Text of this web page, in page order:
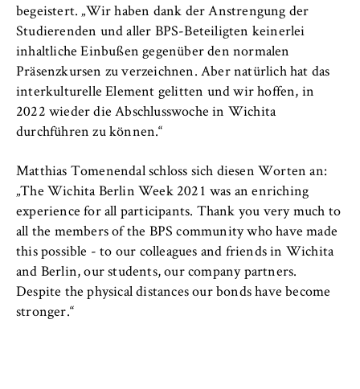
begeistert. „Wir haben dank der Anstrengung der
Studierenden und aller BPS-Beteiligten keinerlei
inhaltliche Einbußen gegenüber den normalen
Präsenzkursen zu verzeichnen. Aber natürlich hat das
interkulturelle Element gelitten und wir hoffen, in
2022 wieder die Abschlusswoche in Wichita
durchführen zu können.“
Matthias Tomenendal schloss sich diesen Worten an:
„The Wichita Berlin Week 2021 was an enriching
experience for all participants. Thank you very much to
all the members of the BPS community who have made
this possible - to our colleagues and friends in Wichita
and Berlin, our students, our company partners.
Despite the physical distances our bonds have become
stronger.“